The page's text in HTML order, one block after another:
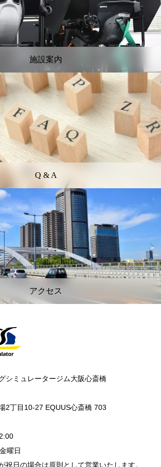
施設案内
Q & A
アクセス
シミュレータージム大阪心斎橋
2丁目10-27 EQUUS心斎橋 703
曜日
祝日の場合は原則として営業いたします。